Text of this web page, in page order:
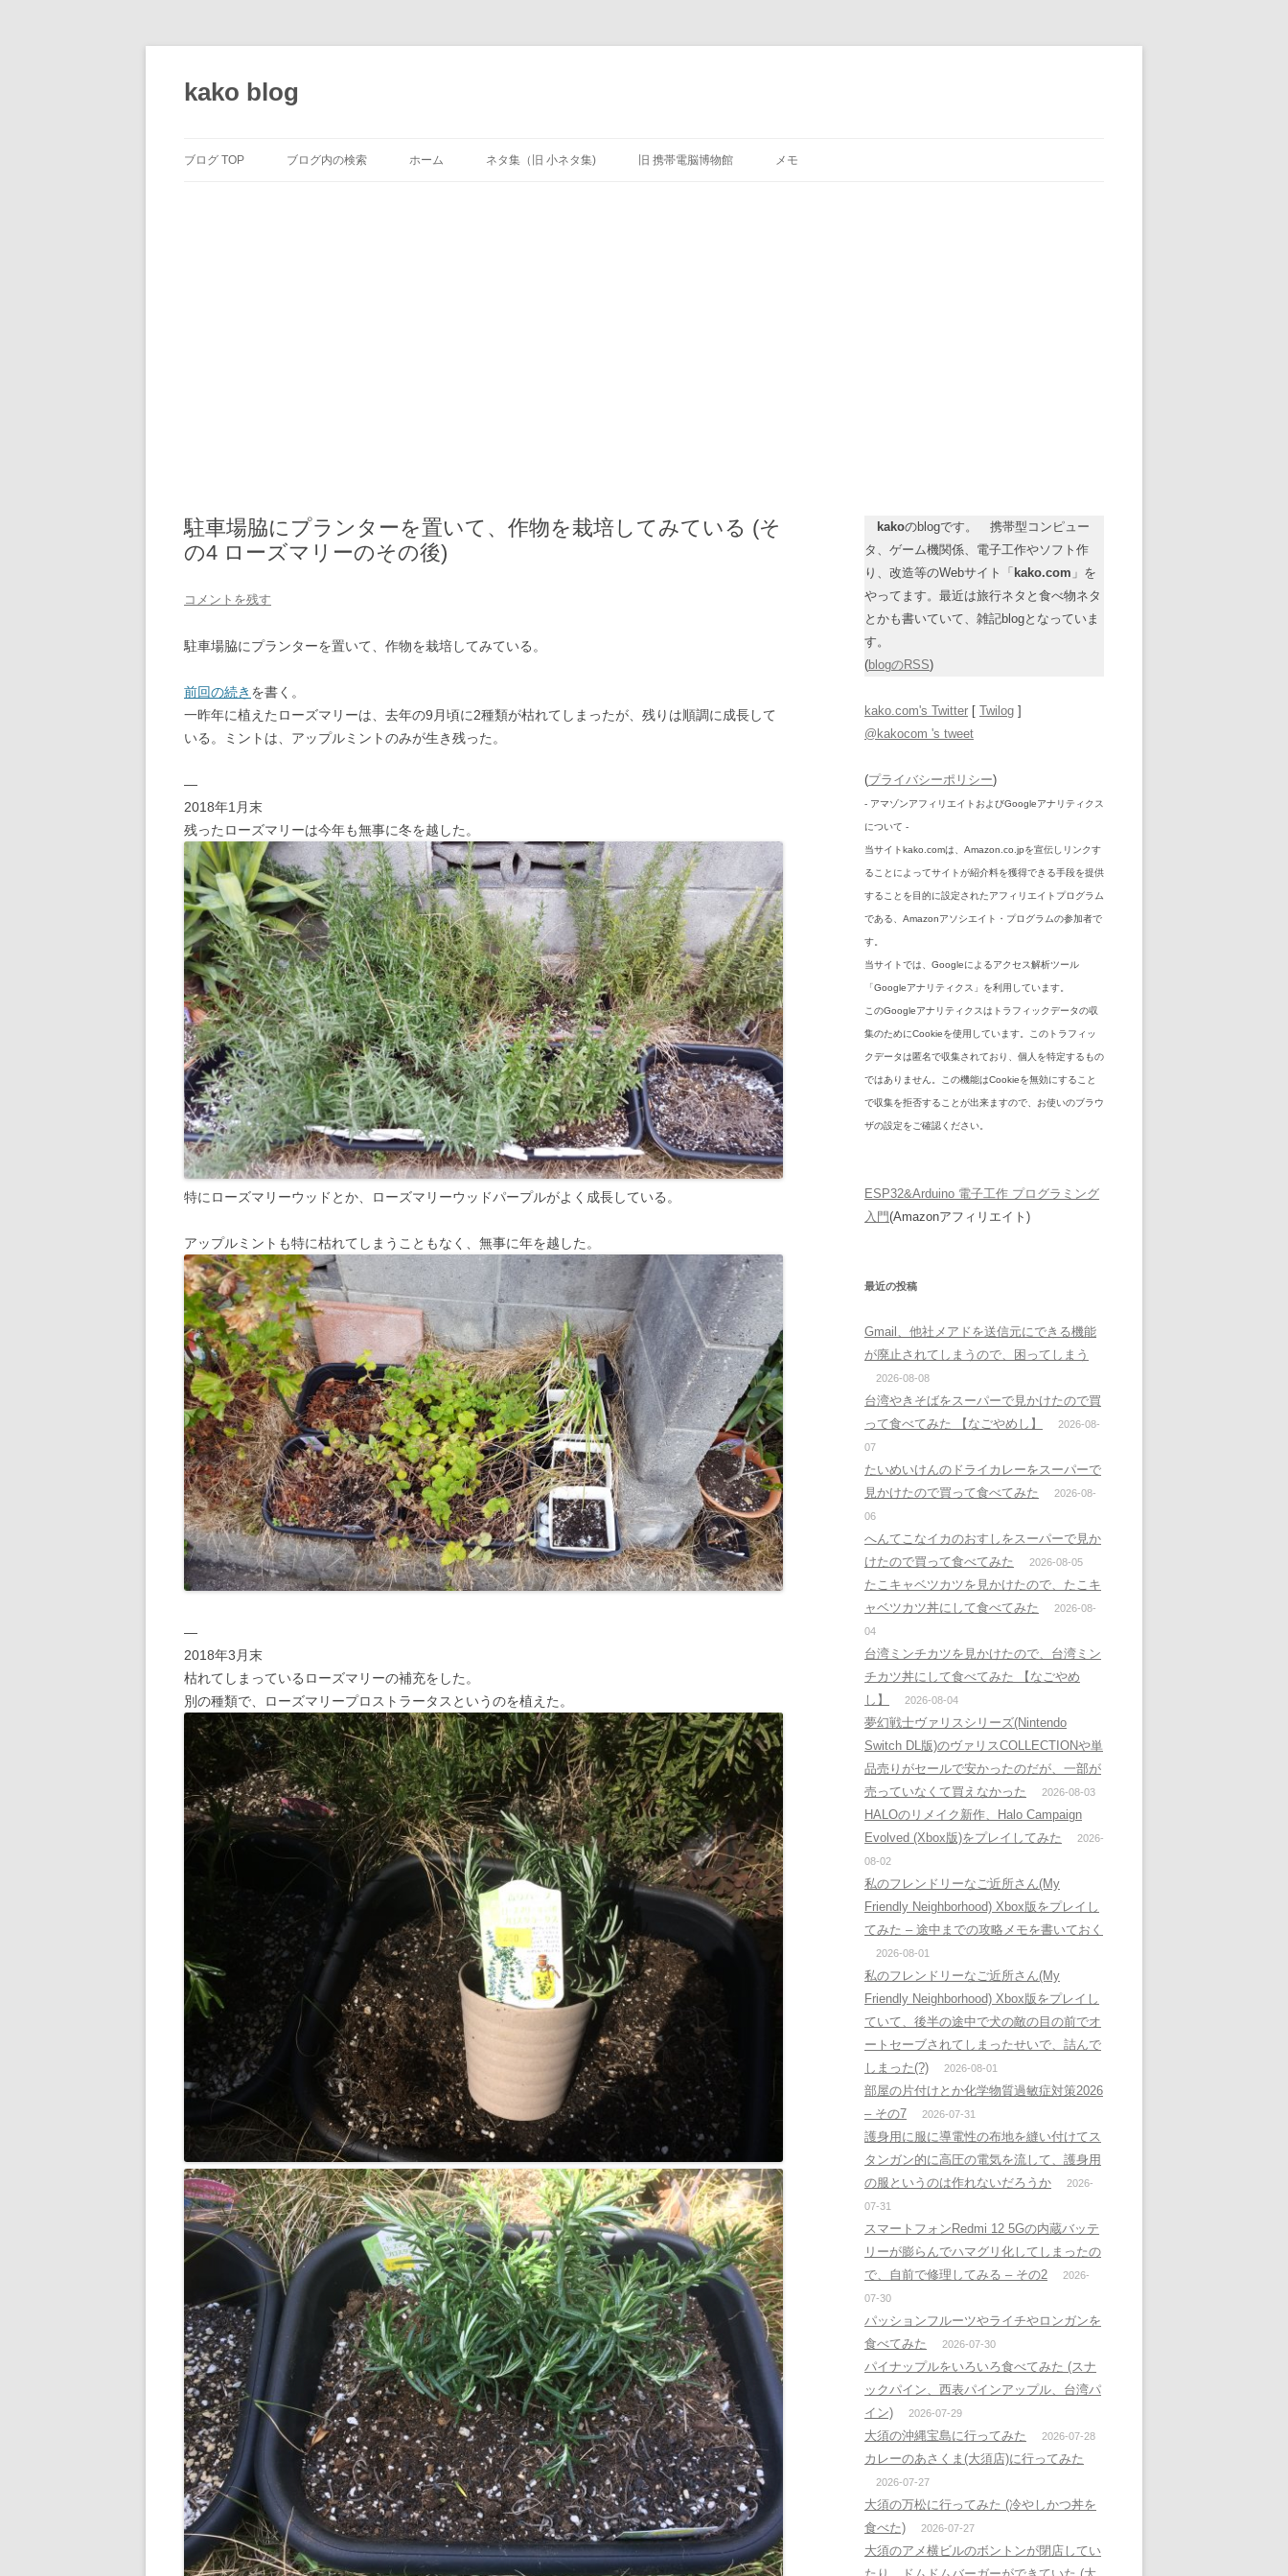
テ
ン
ッ
kako blog
ブログ TOP ブログ内の検索 ホーム ネタ集（旧 小ネタ集) 旧 携帯電脳博物館 メモ
駐車場脇にプランターを置いて、作物を栽培してみている (そ
の4 ローズマリーのその後)
コメントを残す
駐車場脇にプランターを置いて、作物を栽培してみている。
前回の続き を書く。
一昨年に植えたローズマリーは、去年の9月頃に2種類が枯れてしまったが、残りは順調に成長して
いる。ミントは、アップルミントのみが生き残った。
—
2018年1月末
残ったローズマリーは今年も無事に冬を越した。
特にローズマリーウッドとか、ローズマリーウッドパープルがよく成長している。
アップルミントも特に枯れてしまうこともなく、無事に年を越した。
—
2018年3月末
枯れてしまっているローズマリーの補充をした。
別の種類で、ローズマリープロストラータスというのを植えた。
kakoのblogです。 携帯型コンピュー
タ、ゲーム機関係、電子工作やソフト作
り、改造等のWebサイト「 kako.com 」を
やってます。最近は旅行ネタと食べ物ネタ
とかも書いていて、雑記blogとなっていま
す。
(blogのRSS)
kako.com's Twitter [ Twilog ]
@kakocom 's tweet
(プライバシーポリシー)
- アマゾンアフィリエイトおよびGoogleアナリティクス
について -
当サイトkako.comは、Amazon.co.jpを宣伝しリンクす
ることによってサイトが紹介料を獲得できる手段を提供
することを目的に設定されたアフィリエイトプログラム
である、Amazonアソシエイト・プログラムの参加者で
す。
当サイトでは、Googleによるアクセス解析ツール
「Googleアナリティクス」を利用しています。
このGoogleアナリティクスはトラフィックデータの収
集のためにCookieを使用しています。このトラフィッ
クデータは匿名で収集されており、個人を特定するもの
ではありません。この機能はCookieを無効にすること
で収集を拒否することが出来ますので、お使いのブラウ
ザの設定をご確認ください。
ESP32&Arduino 電子工作 プログラミング
入門(Amazonアフィリエイト)
最近の投稿
Gmail、他社メアドを送信元にできる機能
が廃止されてしまうので、困ってしまう
2026-08-08
台湾やきそばをスーパーで見かけたので買
って食べてみた 【なごやめし】
2026-08-
07
たいめいけんのドライカレーをスーパーで
見かけたので買って食べてみた
2026-08-
06
へんてこなイカのおすしをスーパーで見か
けたので買って食べてみた
2026-08-05
たこキャベツカツを見かけたので、たこキ
ャベツカツ丼にして食べてみた
2026-08-
04
台湾ミンチカツを見かけたので、台湾ミン
チカツ丼にして食べてみた 【なごやめ
し】
2026-08-04
夢幻戦士ヴァリスシリーズ(Nintendo
Switch DL版)のヴァリスCOLLECTIONや単
品売りがセールで安かったのだが、一部が
売っていなくて買えなかった
2026-08-03
HALOのリメイク新作、Halo Campaign
Evolved (Xbox版)をプレイしてみた
2026-
08-02
私のフレンドリーなご近所さん(My
Friendly Neighborhood) Xbox版をプレイし
てみた – 途中までの攻略メモを書いておく
2026-08-01
私のフレンドリーなご近所さん(My
Friendly Neighborhood) Xbox版をプレイし
ていて、後半の途中で犬の敵の目の前でオ
ートセーブされてしまったせいで、詰んで
しまった(?)
2026-08-01
部屋の片付けとか化学物質過敏症対策2026
– その7
2026-07-31
護身用に服に導電性の布地を縫い付けてス
タンガン的に高圧の電気を流して、護身用
の服というのは作れないだろうか
2026-
07-31
スマートフォンRedmi 12 5Gの内蔵バッテ
リーが膨らんでハマグリ化してしまったの
で、自前で修理してみる – その2
2026-
07-30
パッションフルーツやライチやロンガンを
食べてみた
2026-07-30
パイナップルをいろいろ食べてみた (スナ
ックパイン、西表パインアップル、台湾パ
イン)
2026-07-29
大須の沖縄宝島に行ってみた 2026-07-28
カレーのあさくま(大須店)に行ってみた
2026-07-27
大須の万松に行ってみた (冷やしかつ丼を
食べた)
2026-07-27
大須のアメ横ビルのボントンが閉店してい